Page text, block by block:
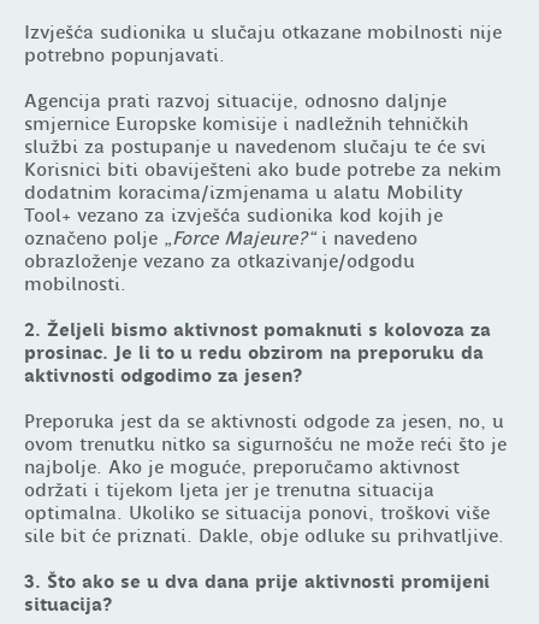
Izvješća sudionika u slučaju otkazane mobilnosti nije
potrebno popunjavati.
Agencija prati razvoj situacije, odnosno daljnje
smjernice Europske komisije i nadležnih tehničkih
službi za postupanje u navedenom slučaju te će svi
Korisnici biti obaviješteni ako bude potrebe za nekim
dodatnim koracima/izmjenama u alatu Mobility
Tool+ vezano za izvješća sudionika kod kojih je
označeno polje „Force Majeure?“i navedeno
obrazloženje vezano za otkazivanje/odgodu
mobilnosti.
2. Željeli bismo aktivnost pomaknuti s kolovoza za
prosinac. Je li to u redu obzirom na preporuku da
aktivnosti odgodimo za jesen?
Preporuka jest da se aktivnosti odgode za jesen, no, u
ovom trenutku nitko sa sigurnošću ne može reći što je
najbolje. Ako je moguće, preporučamo aktivnost
održati i tijekom ljeta jer je trenutna situacija
optimalna. Ukoliko se situacija ponovi, troškovi više
sile bit će priznati. Dakle, obje odluke su prihvatljive.
3. Što ako se u dva dana prije aktivnosti promijeni
situacija?